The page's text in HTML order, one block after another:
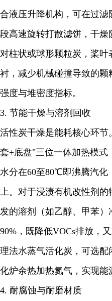
合液压升降机构，可在过
段高速旋转打散滤饼，干
对柱状或球形颗粒炭，桨叶
衬，减少机械碰撞导致的
强度与堆密度指标。
3. 节能干燥与溶剂回收
活性炭干燥是能耗核心环
套+底盘"三位一体加热模式
水分在60至80℃即沸腾汽化
上。对于浸渍有机改性剂
发的溶剂（如乙醇、甲苯
90%，既降低VOCs排放，
理法水蒸气活化炭，可选
化炉余热加热氮气，实现能
4. 耐腐蚀与耐磨材质